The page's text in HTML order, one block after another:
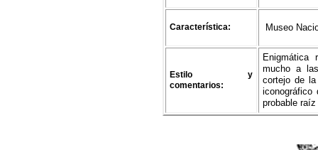
Característica: Museo
Estilo y
comentarios:
Enigmática
mucho a
cortejo de
probable